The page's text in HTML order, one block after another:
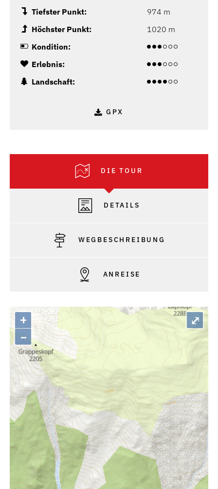
Tiefster Punkt:
974 m
Höchster Punkt:
1020 m
Kondition:
Erlebnis:
Landschaft:
GPX
DIE TOUR
DETAILS
WEGBESCHREIBUNG
ANREISE
+
–
⤢